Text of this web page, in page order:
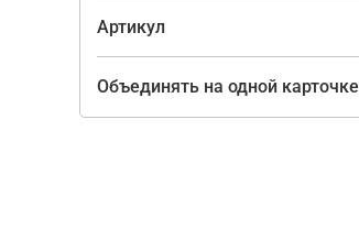
Артикул
Объединять на одной карточке